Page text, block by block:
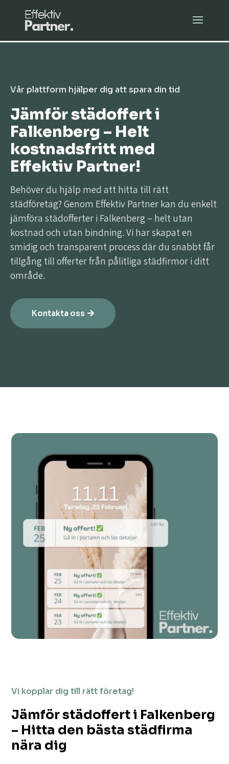
Vår plattform hjälper dig att spara din tid
Jämför städoffert i
Falkenberg – Helt
kostnadsfritt med
Effektiv Partner!
Behöver du hjälp med att hitta till rätt
städföretag? Genom Effektiv Partner kan du enkelt
jämföra städofferter i Falkenberg – helt utan
kostnad och utan bindning. Vi har skapat en
smidig och transparent process där du snabbt får
tillgång till offerter från pålitliga städfirmor i ditt
område.
Kontakta oss
Vi kopplar dig till rätt företag!
Jämför städoffert i Falkenberg
– Hitta den bästa städfirma
nära dig